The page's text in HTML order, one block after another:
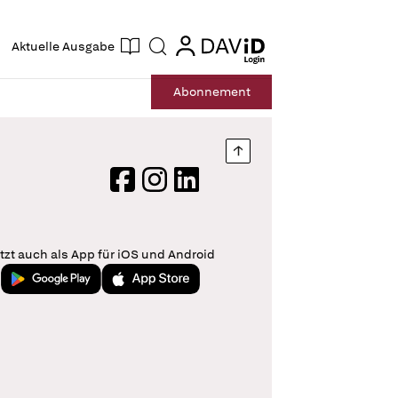
Aktuelle Ausgabe Suche login
login
Abonnement
Nach oben springen
FacebookInstagram
LinkedIn
auch als App für iOS und Android
Jetzt bei Google PlayLaden im App Store